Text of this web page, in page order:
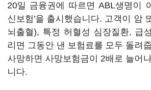
20일 금융권에 따르면 ABL생명이
신보험'을 출시했습니다. 고객이 암
뇌출혈), 특정 허혈성 심장질환, 급
리면 그동안 낸 보험료를 모두 돌려
사망하면 사망보험금이 2배로 늘어
니다.